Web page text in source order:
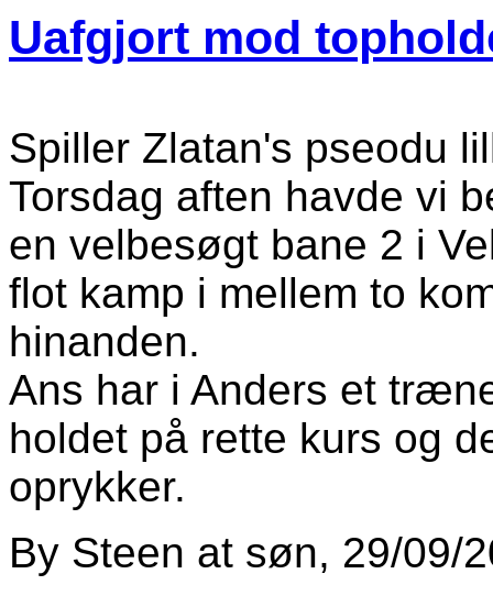
Uafgjort mod
Spiller Zlatan's pseodu
Torsdag aften havde vi
en velbesøgt bane 2 i
flot kamp i mellem to
hinanden.
Ans har i Anders et
holdet på rette kurs og
oprykker.
By Steen at søn, 29/09/